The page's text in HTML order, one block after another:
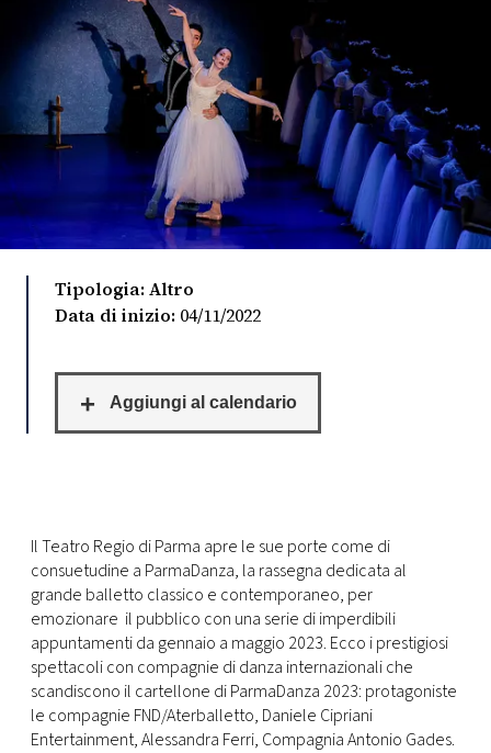
FOTO
CONCORSI
EVENTI
VIDEO
TV
PRINCIPATO
MONACO
Tipologia: Altro
Data di inizio: 04/11/2022
Il Teatro Regio di Parma apre le sue porte come di
consuetudine a ParmaDanza, la rassegna dedicata al
grande balletto classico e contemporaneo, per
emozionare il pubblico con una serie di imperdibili
appuntamenti da gennaio a maggio 2023. Ecco i prestigiosi
spettacoli con compagnie di danza internazionali che
scandiscono il cartellone di ParmaDanza 2023: protagoniste
le compagnie FND/Aterballetto, Daniele Cipriani
Entertainment, Alessandra Ferri, Compagnia Antonio Gades.